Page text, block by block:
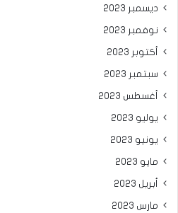
ديسمبر 2023
نوفمبر 2023
أكتوبر 2023
سبتمبر 2023
أغسطس 2023
يوليو 2023
يونيو 2023
مايو 2023
أبريل 2023
مارس 2023